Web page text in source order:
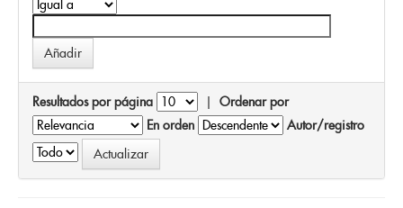
Resultados por página | Ordenar por
En orden
Autor/registro